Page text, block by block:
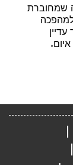
שמחוברת